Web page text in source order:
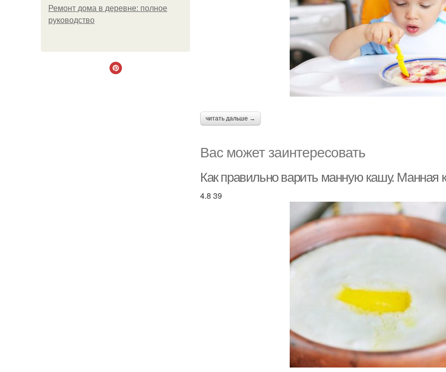
Ремонт дома в деревне: полное
руководство
читать дальше →
Вас может заинтересовать
Как правильно варить манную кашу. Манная
4.8 39